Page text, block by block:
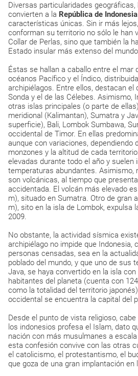
Diversas particularidades
convierten a la República de Indonesia
características únicas. Sin ir más
conforman su territorio no sólo le han
Collar de Perlas, sino que también la
Estado insular más extenso del
Éstas se hallan a caballo entre el mar
océanos Pacífico y el Índico,
archipiélagos. Entre ellos, destacan el
Sonda y el de las Célebes. Asimismo,
otras islas principales (o parte de
meridional (Kalimantan), Sumatra y
superficie), Bali, Lombok Sumbawa,
occidental de Timor. En ellas
aunque con variaciones, dependiendo
monzones y la altitud de cada
elevadas durante todo el año y suelen
temperaturas abundantes. Asimismo,
son volcánicas, al tiempo que
accidentada. El volcán más elevado
m), situado en Sumatra. Otro de gran
m), sito en la isla de Lombok, expulsa
2009.
No obstante, la actividad sísmica
archipiélago no impide que Indonesia,
personas censadas, sea en la
poblado del mundo, y que uno de sus
Java, se haya convertido en la isla
habitantes del planeta (cuenta con
como la totalidad del territorio
occidental se encuentra la capital del
Desde el punto de vista religioso,
los indonesios profesa el Islam, dato
nación con más musulmanes a
esta confesión convive con las otras
el catolicismo, el protestantismo, el
que goza de una gran implantación en